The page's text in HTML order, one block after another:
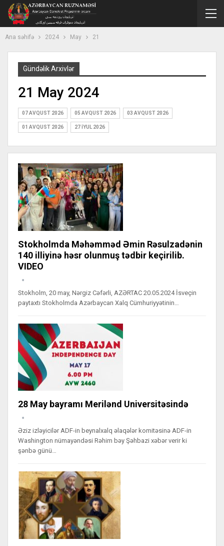
Ana səhifə 2024 May 21
Gündəlik Arxivlər
21 May 2024
07 AVQUST 2026 05 AVQUST 2026 03 AVQUST 2026
01 AVQUST 2026 27 İYUL 2026
Stokholmda Məhəmməd Əmin Rəsulzadənin
140 illiyinə həsr olunmuş tədbir keçirilib.
VIDEO
Stokholm, 20 may, Nərgiz Cəfərli, АZƏRTAC 20.05.2024 İsveçin
paytaxtı Stokholmda Azərbaycan Xalq Cümhuriyyətinin…
28 May bayramı Merilənd Universitəsində
Əziz izləyicilər ADF-in beynalxalq əlaqələr komitəsinə ADF-in
Washington nümayəndəsi Rəhim bəy Şəhbazi xəbər verir ki
şənbə günü…